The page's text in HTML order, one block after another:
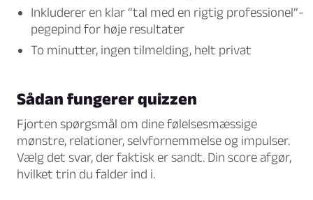
Inkluderer en klar “tal med en rigtig professionel”-
pegepind for høje resultater
To minutter, ingen tilmelding, helt privat
Sådan fungerer quizzen
Fjorten spørgsmål om dine følelsesmæssige
mønstre, relationer, selvfornemmelse og impulser.
Vælg det svar, der faktisk er sandt. Din score afgør,
hvilket trin du falder ind i.